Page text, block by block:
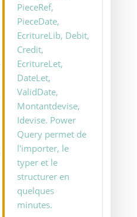
PieceRef,
PieceDate,
EcritureLib, Debit,
Credit,
EcritureLet,
DateLet,
ValidDate,
Montantdevise,
Idevise. Power
Query permet de
l'importer, le
typer et le
structurer en
quelques
minutes.